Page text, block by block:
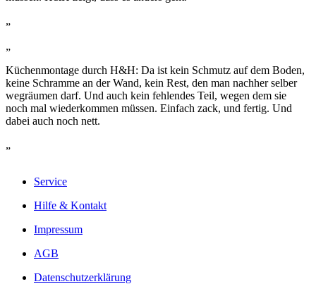
„
„
Küchenmontage durch H&H: Da ist kein Schmutz auf dem Boden,
keine Schramme an der Wand, kein Rest, den man nachher selber
wegräumen darf. Und auch kein fehlendes Teil, wegen dem sie
noch mal wiederkommen müssen. Einfach zack, und fertig. Und
dabei auch noch nett.
„
Service
Hilfe & Kontakt
Impressum
AGB
Datenschutzerklärung